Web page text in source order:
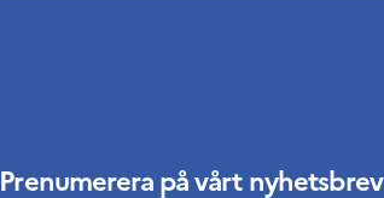
Prenumerera på vårt nyhetsbrev